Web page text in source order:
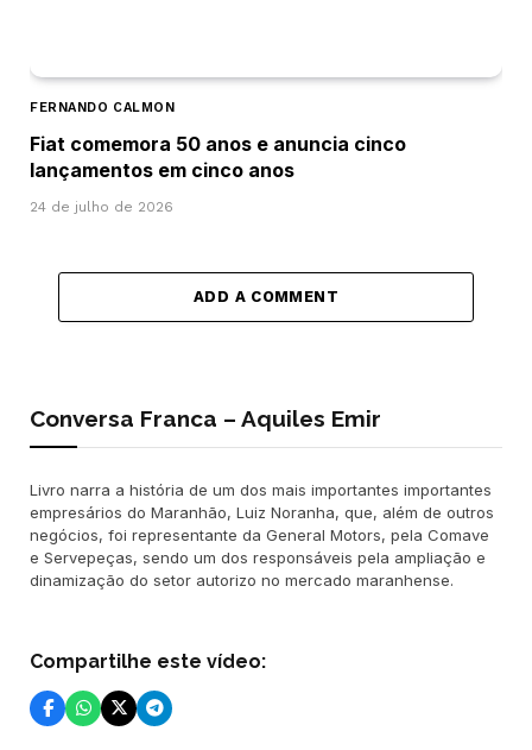
FERNANDO CALMON
Fiat comemora 50 anos e anuncia cinco
lançamentos em cinco anos
24 de julho de 2026
ADD A COMMENT
Conversa Franca – Aquiles Emir
Livro narra a história de um dos mais importantes importantes
empresários do Maranhão, Luiz Noranha, que, além de outros
negócios, foi representante da General Motors, pela Comave
e Servepeças, sendo um dos responsáveis pela ampliação e
dinamização do setor autorizo no mercado maranhense.
Compartilhe este vídeo: